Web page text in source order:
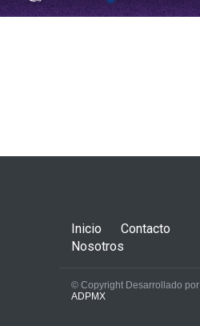
Inicio
Contacto
Nosotros
© Copyright Desarrollado por
ADPMX